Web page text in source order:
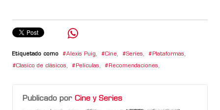
Etiquetado como Alexis Puig, Cine, Series, Plataformas,
Clasico de clásicos, Películas, Recomendaciones,
Publicado por Cine y Series